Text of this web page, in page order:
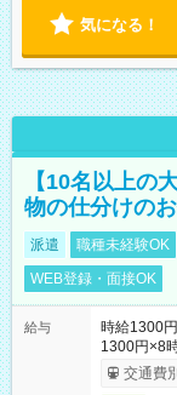
気になる！
【10名以上の
物の仕分けの
派遣 職種未経験OK
WEB登録・面接OK
給与
時給1300
1300円×8
交通費